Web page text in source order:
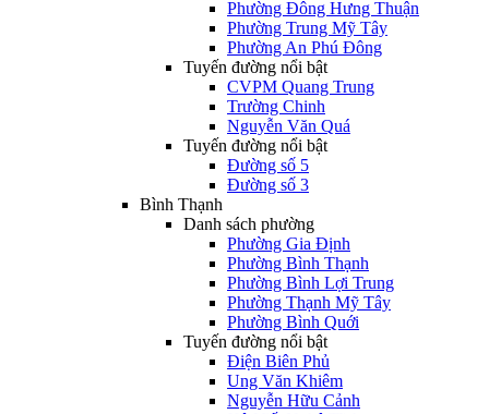
Phường Đông Hưng Thuận
Phường Trung Mỹ Tây
Phường An Phú Đông
Tuyến đường nổi bật
CVPM Quang Trung
Trường Chinh
Nguyễn Văn Quá
Tuyến đường nổi bật
Đường số 5
Đường số 3
Bình Thạnh
Danh sách phường
Phường Gia Định
Phường Bình Thạnh
Phường Bình Lợi Trung
Phường Thạnh Mỹ Tây
Phường Bình Quới
Tuyến đường nổi bật
Điện Biên Phủ
Ung Văn Khiêm
Nguyễn Hữu Cảnh